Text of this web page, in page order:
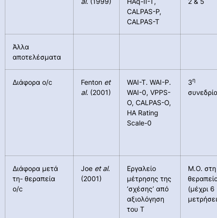
CALPAS-P,
CALPAS-T
Άλλα
αποτελέσματα
Διάφορα o/c Fenton et
al. (2001)
WAI-T. WAI-P.
WAI-0, VPPS-
O, CALPAS-O,
HA Rating
Scale-0
3η
Διάφορα μετά
τη- θεραπεία
o/c
Joe et al.
(2001)
Εργαλείο
μέτρησης της
‘σχέσης’ από
αξιολόγηση
του T
Μ.Ο. στη
(μέχρι 6